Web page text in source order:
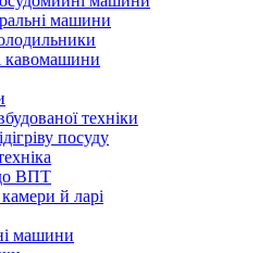
машини
кавомашини
техніки
посуду
ВПТ
й ларі
машини